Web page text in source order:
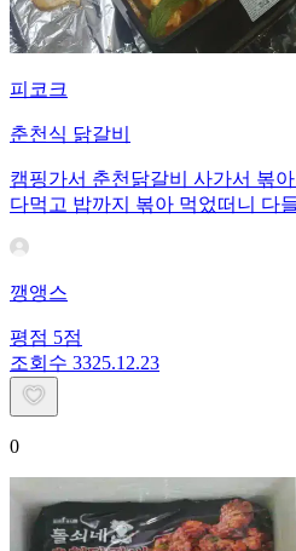
피코크
춘천식 닭갈비
캠핑가서 춘천닭갈비 사가서 볶
다먹고 밥까지 볶아 먹었떠니 다
깽앵스
평점 5점
조회수 3325.12.23
0